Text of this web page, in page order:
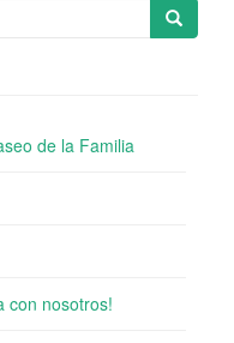
de la Familia
con nosotros!